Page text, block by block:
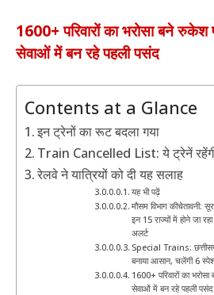
1600+ परिवारों का भरोसा बने
सेवाओं में बन रहे पहली पसंद
Contents at a Glance
इन ट्रेनों का रूट बदला गया
Train Cancelled List: ये ट्रेनें रहेंगी
रेलवे ने यात्रियों को दी यह सलाह
यह भी पढ़ें
मौसम विभाग कीचेतावनी:
इन 15 राज्यों में होने जा
अलर्ट
Special Trains:
बनाया आसान, चलेंगी 6
1600+ परिवारों का
सेवाओं में बन रहे पहली पसंद